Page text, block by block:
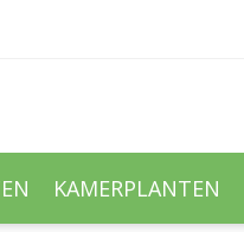
KAMERPLANTEN